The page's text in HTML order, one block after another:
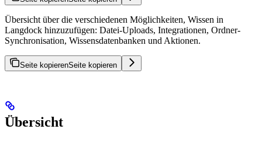
Übersicht über die verschiedenen Möglichkeiten, Wissen in
Langdock hinzuzufügen: Datei-Uploads, Integrationen, Ordner-
Synchronisation, Wissensdatenbanken und Aktionen.
Seite kopierenSeite kopieren
Übersicht